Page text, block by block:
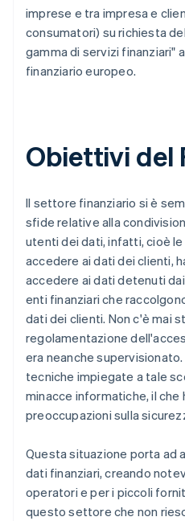
imprese e tra impresa e
consumatori) su richiesta
gamma di servizi finanziari"
finanziario europeo.
Obiettivi del
Il settore finanziario si è
sfide relative alla
utenti dei dati, infatti, cioè
accedere ai dati dei clienti,
accedere ai dati detenuti
enti finanziari che
dati dei clienti. Non c'è mai
regolamentazione
era neanche
tecniche impiegate a tale
minacce informatiche, il che
preoccupazioni sulla
Questa situazione porta ad
dati finanziari, creando
operatori e per i piccoli
questo settore che non